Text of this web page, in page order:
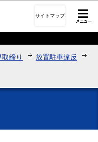
へ移動
サイトマップ
締り 放置駐車違反